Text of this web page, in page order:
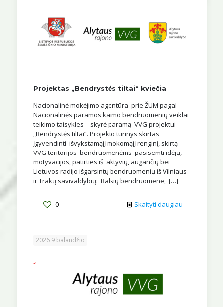
Projektas „Bendrystės tiltai“ kviečia
Nacionalinė mokėjimo agentūra prie ŽUM pagal
Nacionalinės paramos kaimo bendruomenių veiklai
teikimo taisykles – skyrė paramą VVG projektui
„Bendrystės tiltai”. Projekto turinys skirtas
įgyvendinti išvykstamąjį mokomąjį renginį, skirtą
VVG teritorijos bendruomenėms pasisemti idėjų,
motyvacijos, patirties iš aktyvių, augančių bei
Lietuvos radijo išgarsintų bendruomenių iš Vilniaus
ir Trakų savivaldybių: Balsių bendruomene, […]
0 Skaityti daugiau
2026 9 balandžio